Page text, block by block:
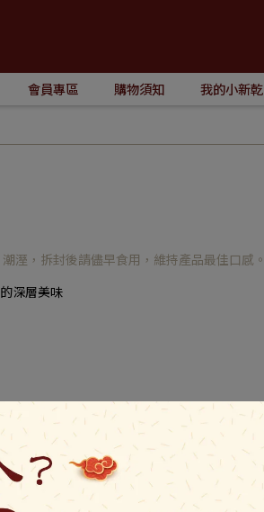
會員專區 購物須知 我的小新乾
溼，拆封後請儘早食用，維持產品最佳口感。
深層美味